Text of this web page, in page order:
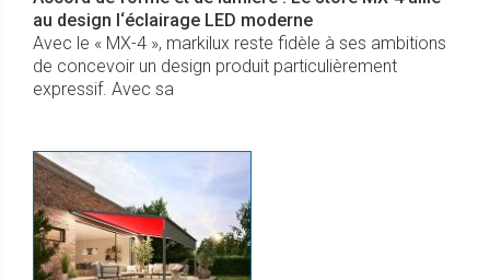
au design l‘éclairage LED moderne
Avec le « MX-4 », markilux reste fidèle à ses ambitions
de concevoir un design produit particulièrement
expressif. Avec sa